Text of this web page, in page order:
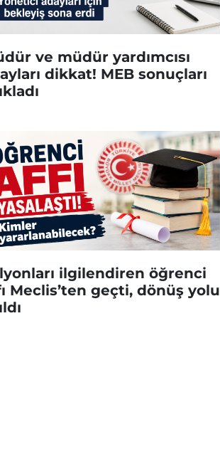
ve müdür yardımcısı
dikkat! MEB sonuçları
ilgilendiren öğrenci
Meclis’ten geçti, dönüş yolu